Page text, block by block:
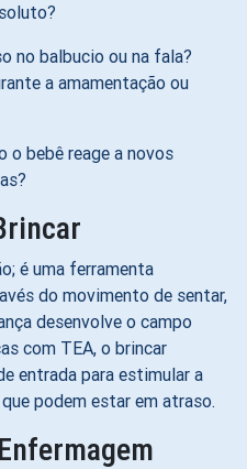
no balbucio ou na fala?
a amamentação ou
o bebê reage a novos
é uma ferramenta
do movimento de sentar,
desenvolve o campo
com TEA, o brincar
entrada para estimular a
podem estar em atraso.